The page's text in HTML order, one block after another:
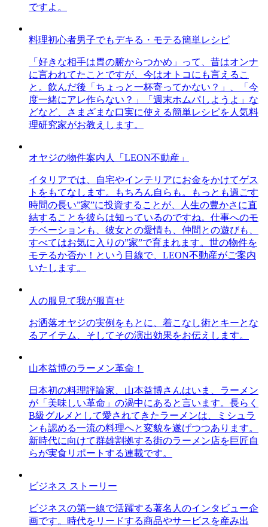
ですよ。
料理初心者男子でもデキる・モテる簡単レシピ
「好きな相手は胃の腑からつかめ」って、昔はオンナ
に言われてたことですが、今はオトコにも言えるこ
と。飲んだ後「ちょっと一杯寄ってかない？」、「今
度一緒にアレ作らない？」「週末ホムパしようよ」な
どなど、さまざまな口実に使える簡単レシピを人気料
理研究家がお教えします。
オヤジの物件案内人「LEON不動産」
イタリアでは、自宅やインテリアにお金をかけてゲス
トをもてなします。もちろん自らも。もっとも過ごす
時間の長い”家”に投資することが、人生の豊かさに直
結することを彼らは知っているのですね。仕事へのモ
チベーションも、彼女との愛情も、仲間との遊びも、
すべてはお気に入りの”家”で育まれます。世の物件を
モテるか否か！という目線で、LEON不動産がご案内
いたします。
人の服見て我が服直せ
お洒落オヤジの実例をもとに、着こなし術とキーとな
るアイテム、そしてその演出効果をお伝えします。
山本益博のラーメン革命！
日本初の料理評論家、山本益博さんはいま、ラーメン
が「美味しい革命」の渦中にあると言います。長らく
B級グルメとして愛されてきたラーメンは、ミシュラ
ンも認める一流の料理へと変貌を遂げつつあります。
新時代に向けて群雄割拠する街のラーメン店を巨匠自
らが実食リポートする連載です。
ビジネス ストーリー
ビジネスの第一線で活躍する著名人のインタビュー企
画です。時代をリードする商品やサービスを産み出